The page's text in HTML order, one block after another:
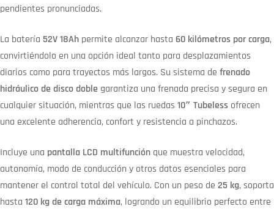
pendientes pronunciadas.
La batería 52V 18Ah permite alcanzar hasta 60 kilómetros por carga,
convirtiéndolo en una opción ideal tanto para desplazamientos
diarios como para trayectos más largos. Su sistema de frenado
hidráulico de disco doble garantiza una frenada precisa y segura en
cualquier situación, mientras que las ruedas 10″ Tubeless ofrecen
una excelente adherencia, confort y resistencia a pinchazos.
Incluye una pantalla LCD multifunción que muestra velocidad,
autonomía, modo de conducción y otros datos esenciales para
mantener el control total del vehículo. Con un peso de 25 kg, soporta
hasta 120 kg de carga máxima, logrando un equilibrio perfecto entre